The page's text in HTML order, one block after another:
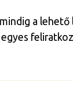
a
egyes